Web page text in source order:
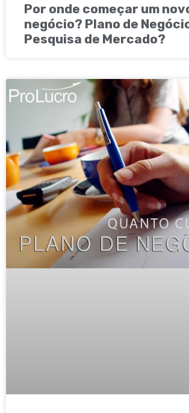
Por onde começar um
negócio? Plano de
Pesquisa de Mercado?